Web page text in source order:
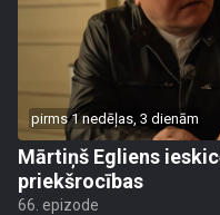
pirms 1 nedēļas, 3 dienām
Mārtiņš Egliens
priekšrocības
66. epizode